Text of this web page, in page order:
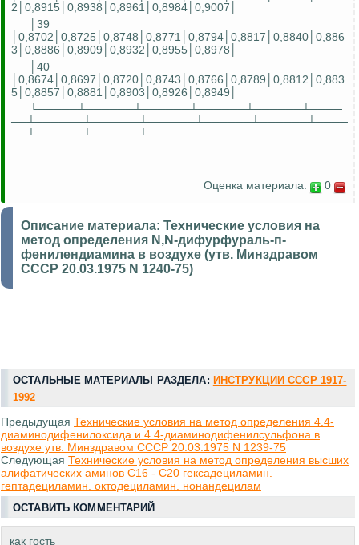
2│0,8915│0,8938│0,8961│0,8984│0,9007│
│39
│0,8702│0,8725│0,8748│0,8771│0,8794│0,8817│0,8840│0,886
3│0,8886│0,8909│0,8932│0,8955│0,8978│
│40
│0,8674│0,8697│0,8720│0,8743│0,8766│0,8789│0,8812│0,883
5│0,8857│0,8881│0,8903│0,8926│0,8949│
└─────┴──────┴──────┴──────┴──────┴────
──┴──────┴──────┴──────┴──────┴──────┴────
──┴──────┴──────┘
Оценка материала: 0
Описание материала: Технические условия на
метод определения N,N-дифурфураль-п-
фенилендиамина в воздухе (утв. Минздравом
СССР 20.03.1975 N 1240-75)
ОСТАЛЬНЫЕ МАТЕРИАЛЫ РАЗДЕЛА: ИНСТРУКЦИИ СССР 1917-
1992
Предыдущая Технические условия на метод определения 4.4-
диаминодифенилоксида и 4.4-диаминодифенилсульфона в
воздухе утв. Минздравом СССР 20.03.1975 N 1239-75
Следующая Технические условия на метод определения высших
алифатических аминов С16 - С20 гексадециламин.
гептадециламин. октодециламин. нонандецилам
ОСТАВИТЬ КОММЕНТАРИЙ
как гость